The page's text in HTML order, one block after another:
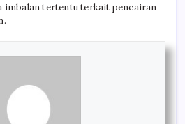
imbalan tertentu terkait pencairan